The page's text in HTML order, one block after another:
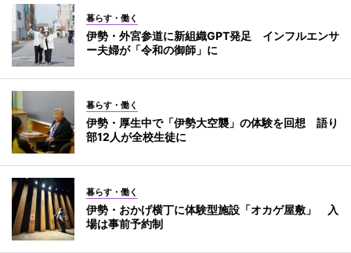
暮らす・働く
伊勢・外宮参道に新組織GPT発足 インフルエンサ
ー夫婦が「令和の御師」に
暮らす・働く
伊勢・厚生中で「伊勢大空襲」の体験を回想 語り
部12人が全校生徒に
暮らす・働く
伊勢・おかげ横丁に体験型施設「オカゲ屋敷」 入
場は事前予約制